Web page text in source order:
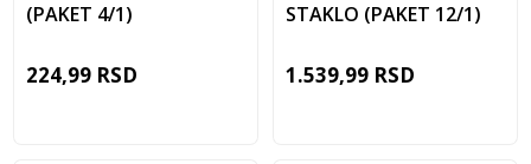
(PAKET 4/1)
224,99 RSD
STAKLO (PAKET 12/1)
1.539,99 RSD